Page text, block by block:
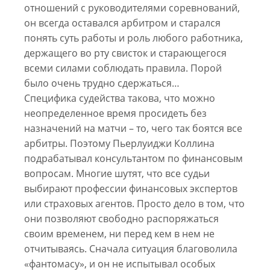
отношений с руководителями соревнований,
он всегда оставался арбитром и старался
понять суть работы и роль любого работника,
держащего во рту свисток и старающегося
всеми силами соблюдать правила. Порой
было очень трудно сдержаться…
Специфика судейства такова, что можно
неопределенное время просидеть без
назначений на матчи – то, чего так боятся все
арбитры. Поэтому Пьерлуиджи Коллина
подрабатывал консультантом по финансовым
вопросам. Многие шутят, что все судьи
выбирают профессии финансовых экспертов
или страховых агентов. Просто дело в том, что
они позволяют свободно распоряжаться
своим временем, ни перед кем в нем не
отчитываясь. Сначала ситуация благоволила
«фантомасу», и он не испытывал особых